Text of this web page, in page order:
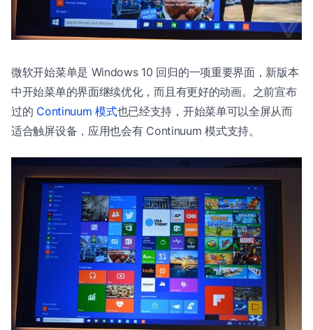
微软开始菜单是 Windows 10 回归的一项重要界面，新版本
中开始菜单的界面继续优化，而且有更好的动画。之前宣布
过的 Continuum 模式也已经支持，开始菜单可以全屏从而
适合触屏设备，应用也会有 Continuum 模式支持。